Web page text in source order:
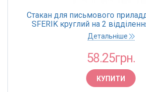
Стакан для письмового
SFERIK круглий на 2
Детальніше
58.25грн.
КУПИТИ